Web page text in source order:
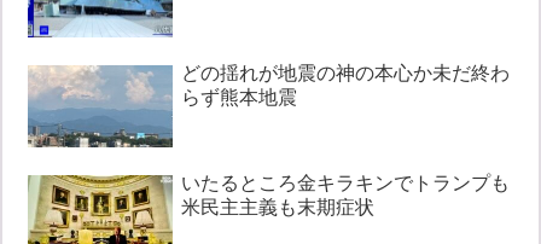
どの揺れが地震の神の本心か未だ終わ
らず熊本地震
いたるところ金キラキンでトランプも
米民主主義も末期症状